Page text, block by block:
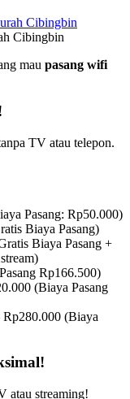
Cibingbin
mau pasang wifi
TV atau telepon.
Pasang: Rp50.000)
Biaya Pasang)
Biaya Pasang +
Rp166.500)
(Biaya Pasang
Rp280.000 (Biaya
atau streaming!